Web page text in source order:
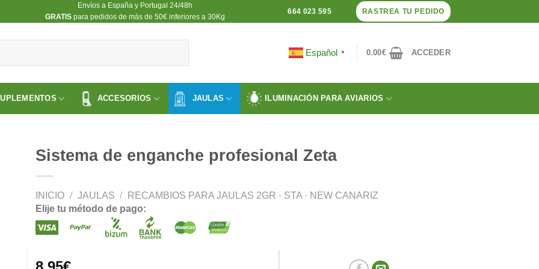
Envíos a España y Portugal 24/48h
​GRATISpara pedidos de más de 50€ inferiores a 30Kg
664 023 595 RASTREA TU PEDIDO
Español ▼ 0.00€ ACCEDER
ACCESORIOS JAULAS ILUMINACIÓN PARA AVIARIOS
Sistema de enganche profesional Zeta
INICIO / JAULAS /
RECAMBIOS PARA JAULAS 2GR · STA · NEW CANARIZ
Elije tu método de pago: